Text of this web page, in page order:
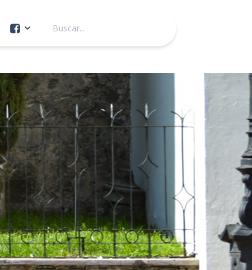
Construcción de Comunidad
Servicios Públicos
Instituto de la Mujer
Tránsito y Vialidad
Gestión de la Ciudad
Youtube